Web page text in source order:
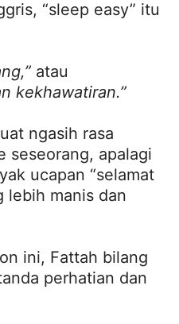
“sleep easy” itu
atau
kekhawatiran.”
ngasih rasa
seseorang, apalagi
ucapan “selamat
lebih manis dan
ini, Fattah bilang
perhatian dan